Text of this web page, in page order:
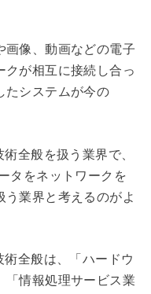
画像、動画などの電子
クが相互に接続し合っ
たシステムが今の
全般を扱う業界で、
タをネットワークを
業界と考えるのがよ
術全般は、「ハードウ
「情報処理サービス業